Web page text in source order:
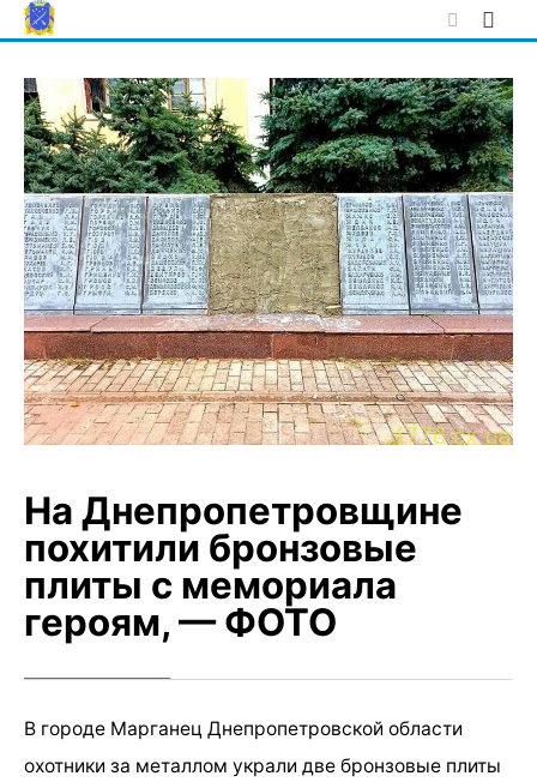
Skip
to
На Днепропетровщине
похитили бронзовые
плиты с мемориала
героям, — ФОТО
В городе Марганец Днепропетровской области
охотники за металлом украли две бронзовые плиты